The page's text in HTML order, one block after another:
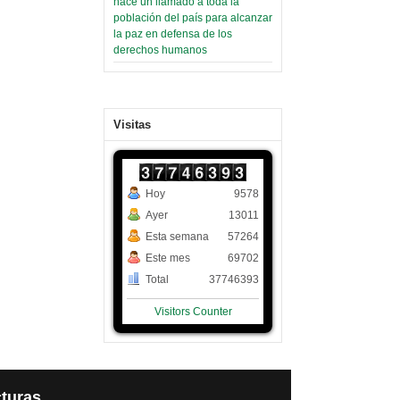
población del país para alcanzar
la paz en defensa de los
derechos humanos
Visitas
Hoy
Ayer
Esta semana
Este mes
Total
9578
13011
57264
69702
37746393
Visitors Counter